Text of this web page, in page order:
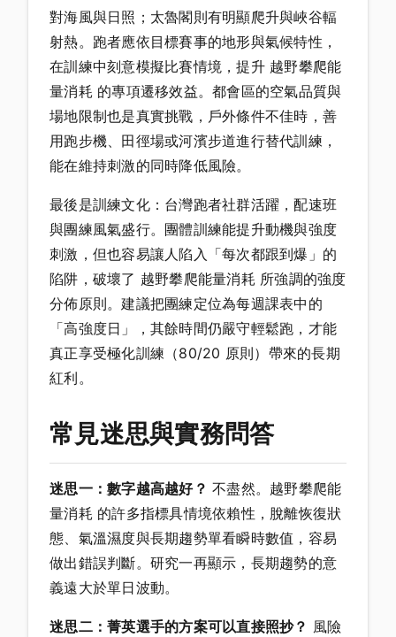
對海風與日照；太魯閣則有明顯爬升與峽谷輻
射熱。跑者應依目標賽事的地形與氣候特性，
在訓練中刻意模擬比賽情境，提升 越野攀爬能
量消耗 的專項遷移效益。都會區的空氣品質與
場地限制也是真實挑戰，戶外條件不佳時，善
用跑步機、田徑場或河濱步道進行替代訓練，
能在維持刺激的同時降低風險。
最後是訓練文化：台灣跑者社群活躍，配速班
與團練風氣盛行。團體訓練能提升動機與強度
刺激，但也容易讓人陷入「每次都跟到爆」的
陷阱，破壞了 越野攀爬能量消耗 所強調的強度
分佈原則。建議把團練定位為每週課表中的
「高強度日」，其餘時間仍嚴守輕鬆跑，才能
真正享受極化訓練（80/20 原則）帶來的長期
紅利。
常見迷思與實務問答
迷思一：數字越高越好？ 不盡然。越野攀爬能
量消耗 的許多指標具情境依賴性，脫離恢復狀
態、氣溫濕度與長期趨勢單看瞬時數值，容易
做出錯誤判斷。研究一再顯示，長期趨勢的意
義遠大於單日波動。
迷思二：菁英選手的方案可以直接照抄？ 風險